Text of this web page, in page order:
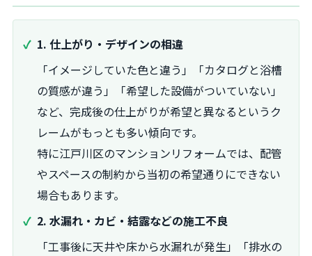
1. 仕上がり・デザインの相違
「イメージしていた色と違う」「カタログと浴槽
の質感が違う」「希望した設備がついていない」
など、完成後の仕上がりが希望と異なるというク
レームがもっとも多い傾向です。
特に江戸川区のマンションリフォームでは、配管
やスペースの制約から当初の希望通りにできない
場合もあります。
2. 水漏れ・カビ・結露などの施工不良
「工事後に天井や床から水漏れが発生」「排水の